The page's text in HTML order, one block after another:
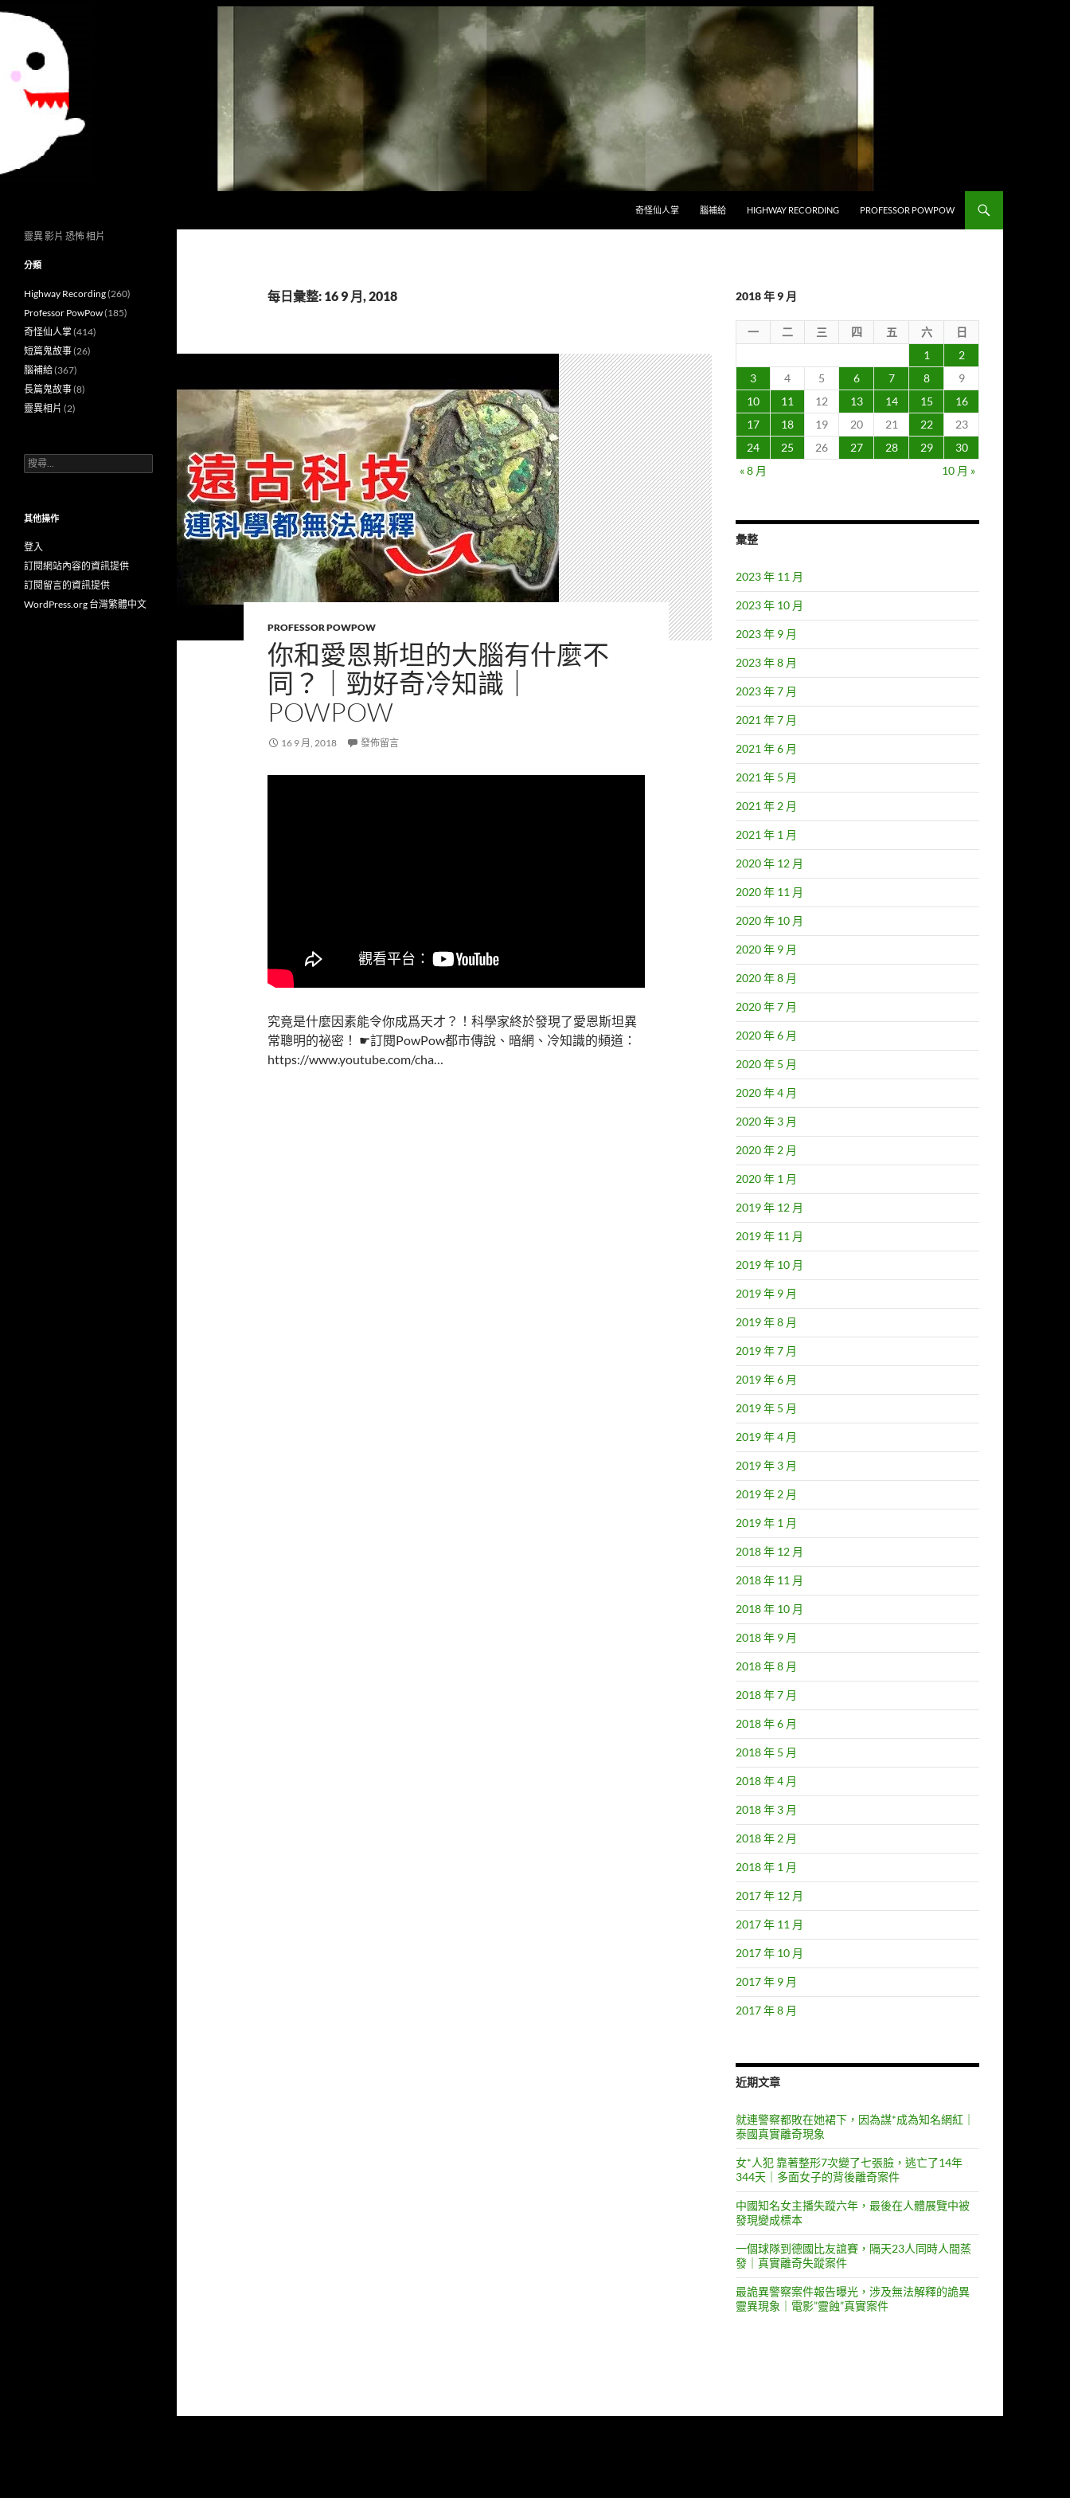
奇怪仙人掌
腦補給 HIGHWAY RECORDING PROFESSOR POWPOW
每日彙整: 16 9 月, 2018
PROFESSOR POWPOW
你和愛恩斯坦的大腦有什麼不
同？｜勁好奇冷知識｜
POWPOW
16 9 月, 2018 發佈留言
究竟是什麼因素能令你成爲天才？！科學家終於發現了愛恩斯坦異
常聰明的祕密！ ☛訂閱PowPow都市傳說、暗網、冷知識的頻道：
https://www.youtube.com/cha…
2018 年 9 月
一 二 三 四 五 六
日
1
2
3
4 5 6 7 8
9
10
11 12 13 14 15
16
17
18 19 20 21 22
23
24
25 26 27 28 29
30
« 8 月
10 月 »
彙整
2023 年 11 月
2023 年 10 月
2023 年 9 月
2023 年 8 月
2023 年 7 月
2021 年 7 月
2021 年 6 月
2021 年 5 月
2021 年 2 月
2021 年 1 月
2020 年 12 月
2020 年 11 月
2020 年 10 月
2020 年 9 月
2020 年 8 月
2020 年 7 月
2020 年 6 月
2020 年 5 月
2020 年 4 月
2020 年 3 月
2020 年 2 月
2020 年 1 月
2019 年 12 月
2019 年 11 月
2019 年 10 月
2019 年 9 月
2019 年 8 月
2019 年 7 月
2019 年 6 月
2019 年 5 月
2019 年 4 月
2019 年 3 月
2019 年 2 月
2019 年 1 月
2018 年 12 月
2018 年 11 月
2018 年 10 月
2018 年 9 月
2018 年 8 月
2018 年 7 月
2018 年 6 月
2018 年 5 月
2018 年 4 月
2018 年 3 月
2018 年 2 月
2018 年 1 月
2017 年 12 月
2017 年 11 月
2017 年 10 月
2017 年 9 月
2017 年 8 月
近期文章
就連警察都敗在她裙下，因為謀*成為知名網紅｜
泰國真實離奇現象
女*人犯 靠著整形7次變了七張臉，逃亡了14年
344天｜多面女子的背後離奇案件
中國知名女主播失蹤六年，最後在人體展覽中被
發現變成標本
一個球隊到德國比友誼賽，隔天23人同時人間蒸
發｜真實離奇失蹤案件
最詭異警察案件報告曝光，涉及無法解釋的詭異
靈異現象｜電影”靈蝕”真實案件
靈異 影片 恐怖 相片
分類
Highway Recording(260)
Professor PowPow(185)
奇怪仙人掌(414)
短篇鬼故事(26)
腦補給(367)
長篇鬼故事(8)
靈異相片 (2)
搜
尋
字:
其他操作
登入
訂閱網站內容的資訊提供
訂閱留言的資訊提供
WordPress.org 台灣繁體中文